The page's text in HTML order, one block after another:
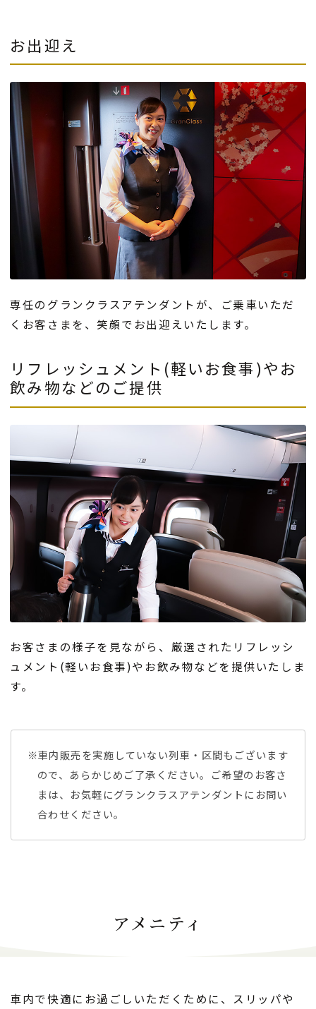
お出迎え
専任のグランクラスアテンダントが、ご乗車いただ
くお客さまを、笑顔でお出迎えいたします。
リフレッシュメント(軽いお食事)やお
飲み物などのご提供
お客さまの様子を見ながら、厳選されたリフレッシ
ュメント(軽いお食事)やお飲み物などを提供いたしま
す。
※車内販売を実施していない列車・区間もございます
ので、あらかじめご了承ください。ご希望のお客さ
まは、お気軽にグランクラスアテンダントにお問い
合わせください。
アメニティ
車内で快適にお過ごしいただくために、スリッパや